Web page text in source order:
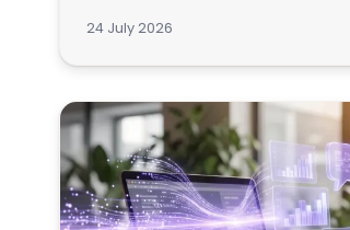
24 July 2026